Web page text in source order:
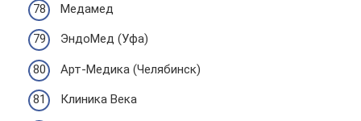
Медамед
ЭндоМед (Уфа)
Арт-Медика (Челябинск)
Клиника Века